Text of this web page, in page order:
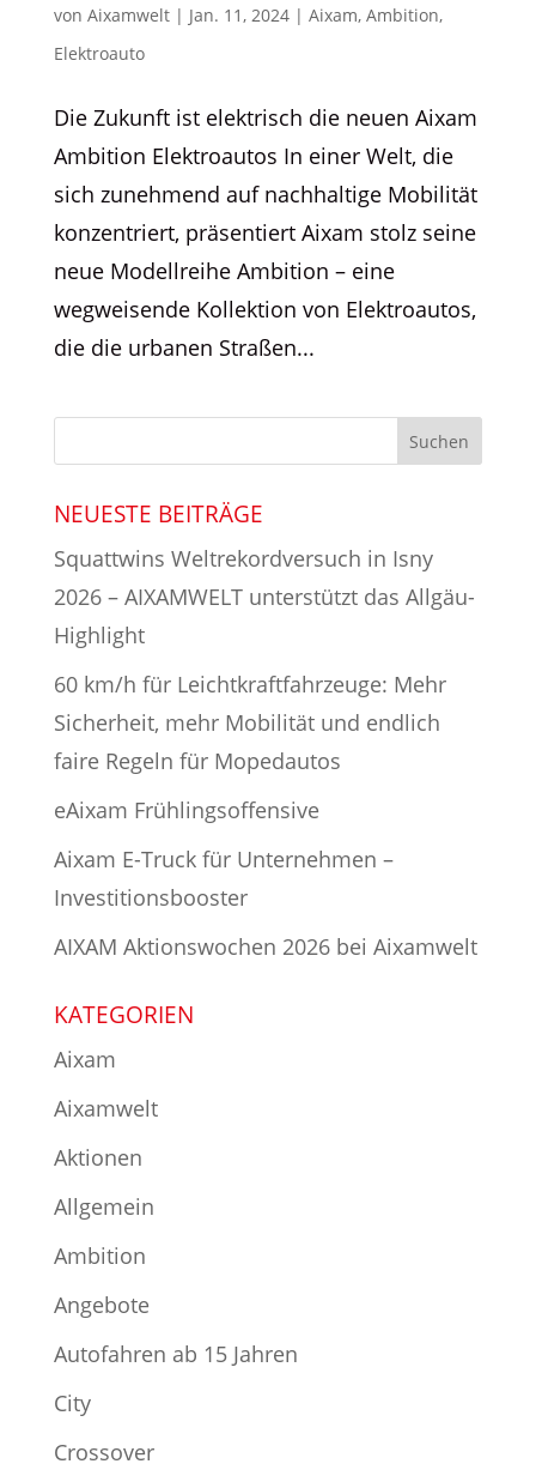
von Aixamwelt| Jan. 11, 2024| Aixam, Ambition,
Elektroauto
Die Zukunft ist elektrisch die neuen Aixam
Ambition Elektroautos In einer Welt, die
sich zunehmend auf nachhaltige Mobilität
konzentriert, präsentiert Aixam stolz seine
neue Modellreihe Ambition – eine
wegweisende Kollektion von Elektroautos,
die die urbanen Straßen...
NEUESTE BEITRÄGE
Squattwins Weltrekordversuch in Isny
2026 – AIXAMWELT unterstützt das Allgäu-
Highlight
60 km/h für Leichtkraftfahrzeuge: Mehr
Sicherheit, mehr Mobilität und endlich
faire Regeln für Mopedautos
eAixam Frühlingsoffensive
Aixam E-Truck für Unternehmen –
Investitionsbooster
AIXAM Aktionswochen 2026 bei Aixamwelt
KATEGORIEN
Aixam
Aixamwelt
Aktionen
Allgemein
Ambition
Angebote
Autofahren ab 15 Jahren
City
Crossover